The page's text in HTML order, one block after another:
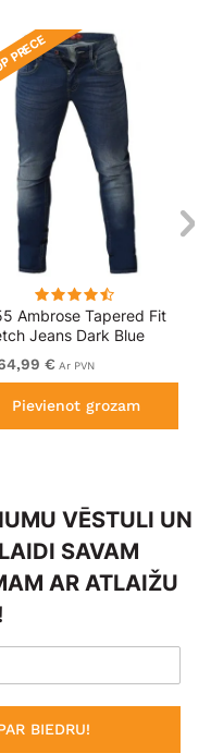
Ambrose Tapered Fit
Jeans Dark Blue
PRECE
€ Ar PVN
Pievienot grozam
VĒSTULI UN
SAVAM
AR ATLAIŽU
BIEDRU!